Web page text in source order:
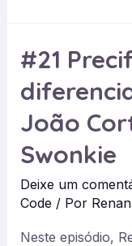
canal
de
e
atendimento
para
SaaS
#21
João
Swonkie
Deixe um
Code / Por
Neste episódio,